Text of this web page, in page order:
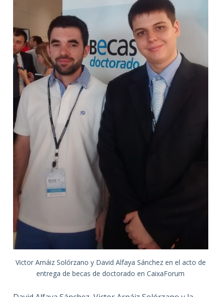
Victor Arnáiz Solórzano y David Alfaya Sánchez en el acto de
entrega de becas de doctorado en CaixaForum